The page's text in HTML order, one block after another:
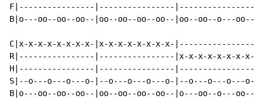
F|----------------|----------------|----------------
B|o---oo--oo--oo--|oo--oo--oo--oo--|oo--oo--o---oo--
C|x-x-x-x-x-x-x-x-|x-x-x-x-x-x-x-x-
R|----------------|----------------|x-x-x-x-x-x-x-
H|----------------|----------------|----------------
S|--o---o---o---o-|--o---o---o---o-|--o---o---o---o-|--
B|o---oo--oo--oo--|oo--oo--oo--oo--|o---oo--o---